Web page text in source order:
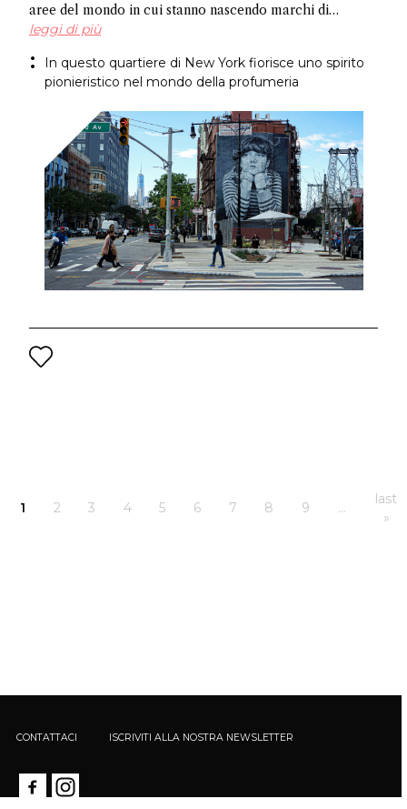
aree del mondo in cui stanno nascendo marchi di
profumi indipendenti: da Amsterdam a Shoreditch e ora
che prosperano nell'apertura artistica per cui questo
luogo è famoso e pianifica una visita ai negozi che
leggi di più
In questo quartiere di New York fiorisce uno spirito
pionieristico nel mondo della profumeria
1 2 3 4 5 6 7 8 9 …
last
»
CONTATTACI ISCRIVITI ALLA NOSTRA NEWSLETTER